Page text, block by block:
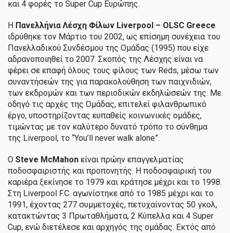
και 4 φορές το Super Cup Ευρώπης.
Η Πανελλήνια Λέσχη Φίλων Liverpool – OLSC Greece
ιδρύθηκε τον Μάρτιο του 2002, ως επίσημη συνέχεια του
Πανελλαδικού Συνδέσμου της Ομάδας (1995) που είχε
αδρανοποιηθεί το 2007. Σκοπός της Λέσχης είναι να
φέρει σε επαφή όλους τους φίλους των Reds, μέσω των
συναντήσεών της για παρακολούθηση των παιχνιδιών,
των εκδρομών και των περιοδικών εκδηλώσεών της. Με
οδηγό τις αρχές της Ομάδας, επιτελεί φιλανθρωπικό
έργο, υποστηρίζοντας ευπαθείς κοινωνικές ομάδες,
τιμώντας με τον καλύτερο δυνατό τρόπο το σύνθημα
της Liverpool, το “You’ll never walk alone”.
Ο Steve McMahon είναι πρώην επαγγελματίας
ποδοσφαιριστής και προπονητής. Η ποδοσφαιρική του
καριέρα ξεκίνησε το 1979 και κράτησε μέχρι και το 1998.
Στη Liverpool F.C. αγωνίστηκε από το 1985 μέχρι και το
1991, έχοντας 277 συμμετοχές, πετυχαίνοντας 50 γκολ,
κατακτώντας 3 Πρωταθλήματα, 2 Κύπελλα και 4 Super
Cup, ενώ διετέλεσε και αρχηγός της ομάδας. Εκτός από